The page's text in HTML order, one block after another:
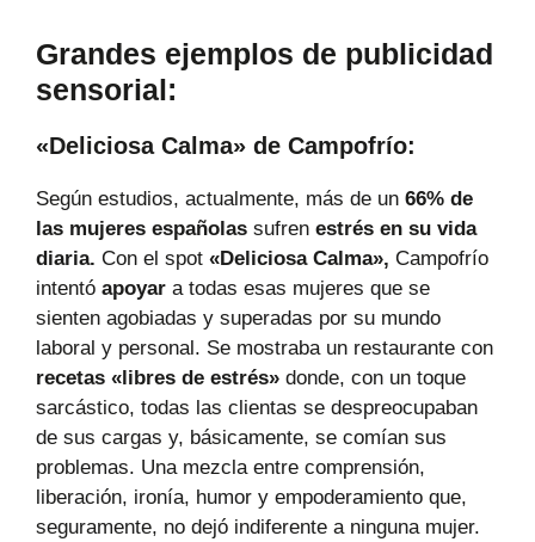
Grandes ejemplos de publicidad
sensorial:
«Deliciosa Calma» de Campofrío:
Según estudios, actualmente, más de un 66% de
las mujeres españolas sufren estrés en su vida
diaria. Con el spot «Deliciosa Calma», Campofrío
intentó apoyar a todas esas mujeres que se
sienten agobiadas y superadas por su mundo
laboral y personal. Se mostraba un restaurante con
recetas «libres de estrés» donde, con un toque
sarcástico, todas las clientas se despreocupaban
de sus cargas y, básicamente, se comían sus
problemas. Una mezcla entre comprensión,
liberación, ironía, humor y empoderamiento que,
seguramente, no dejó indiferente a ninguna mujer.